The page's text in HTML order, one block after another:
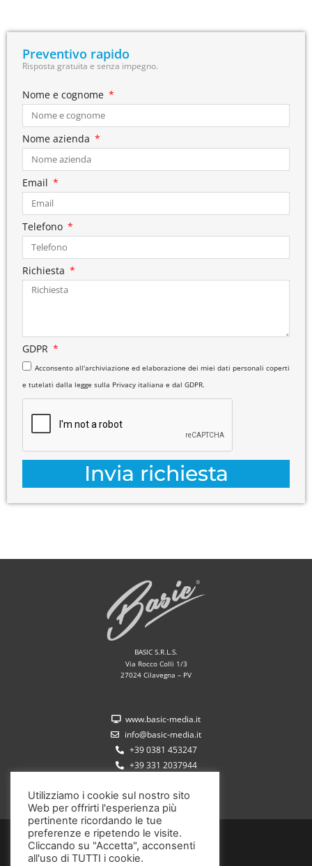
Preventivo rapido
Risposta gratuita e senza impegno.
Nome e cognome
Nome azienda
Email
Telefono
Richiesta
GDPR
Acconsento all'archiviazione ed elaborazione dei miei dati personali coperti
e tutelati dalla legge sulla Privacy italiana e dal GDPR.
Invia richiesta
BASIC S.R.L.S.
Via Rocco Colli 1/3
27024 Cilavegna – PV
www.basic-media.it
info@basic-media.it
+39 0381 453247
+39 331 2037944
P.IVA 02572350185
Copyright ©2020 Basic S.r.l.s.
Utilizziamo i cookie sul nostro sito
Web per offrirti l'esperienza più
pertinente ricordando le tue
preferenze e ripetendo le visite.
Cliccando su "Accetta", acconsenti
all'uso di TUTTI i cookie.